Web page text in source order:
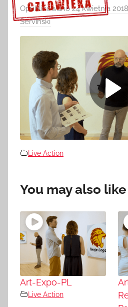
Sprawdź szczegóły >>>
Opublikowano24 kwietnia 2018
Serviński
Live Action
You may also like
Art-Expo-PL
Live Action